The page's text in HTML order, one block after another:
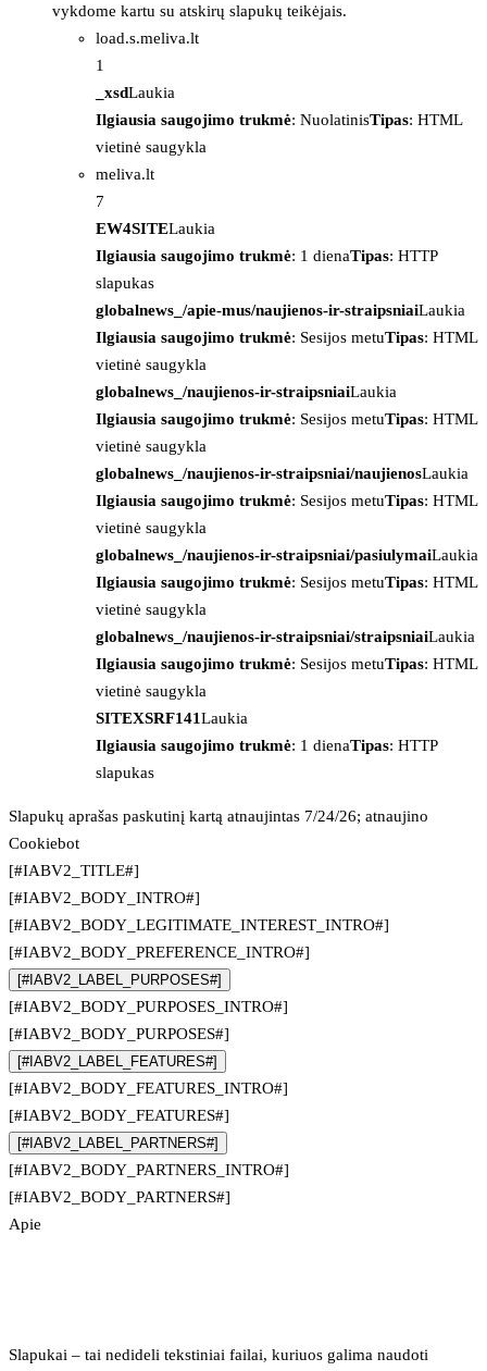
vykdome kartu su atskirų slapukų teikėjais.
load.s.meliva.lt
1
_xsdLaukia
Ilgiausia saugojimo trukmė: NuolatinisTipas: HTML
vietinė saugykla
meliva.lt
7
EW4SITELaukia
Ilgiausia saugojimo trukmė: 1 dienaTipas: HTTP
slapukas
globalnews_/apie-mus/naujienos-ir-straipsniaiLaukia
Ilgiausia saugojimo trukmė: Sesijos metuTipas: HTML
vietinė saugykla
globalnews_/naujienos-ir-straipsniaiLaukia
Ilgiausia saugojimo trukmė: Sesijos metuTipas: HTML
vietinė saugykla
globalnews_/naujienos-ir-straipsniai/naujienosLaukia
Ilgiausia saugojimo trukmė: Sesijos metuTipas: HTML
vietinė saugykla
globalnews_/naujienos-ir-straipsniai/pasiulymaiLaukia
Ilgiausia saugojimo trukmė: Sesijos metuTipas: HTML
vietinė saugykla
globalnews_/naujienos-ir-straipsniai/straipsniaiLaukia
Ilgiausia saugojimo trukmė: Sesijos metuTipas: HTML
vietinė saugykla
SITEXSRF141Laukia
Ilgiausia saugojimo trukmė: 1 dienaTipas: HTTP
slapukas
Slapukų aprašas paskutinį kartą atnaujintas 7/24/26; atnaujino
Cookiebot
[#IABV2_TITLE#]
[#IABV2_BODY_INTRO#]
[#IABV2_BODY_LEGITIMATE_INTEREST_INTRO#]
[#IABV2_BODY_PREFERENCE_INTRO#]
[#IABV2_LABEL_PURPOSES#]
[#IABV2_BODY_PURPOSES_INTRO#]
[#IABV2_BODY_PURPOSES#]
[#IABV2_LABEL_FEATURES#]
[#IABV2_BODY_FEATURES_INTRO#]
[#IABV2_BODY_FEATURES#]
[#IABV2_LABEL_PARTNERS#]
[#IABV2_BODY_PARTNERS_INTRO#]
[#IABV2_BODY_PARTNERS#]
Apie
Slapukai – tai nedideli tekstiniai failai, kuriuos galima naudoti